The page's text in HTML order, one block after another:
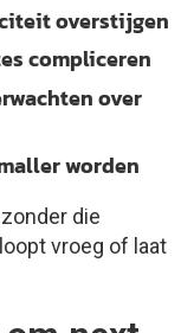
overstijgen
compliceren
over
worden
die
vroeg of laat